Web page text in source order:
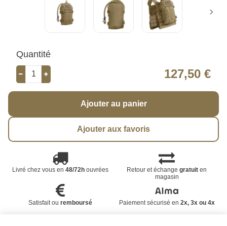
Quantité
127,50 €
Ajouter au panier
Ajouter aux favoris
Livré chez vous en 48/72houvrées Retour et échangegratuit en
magasin
Satisfait ou remboursé Paiement sécurisé en 2x, 3x ou 4x